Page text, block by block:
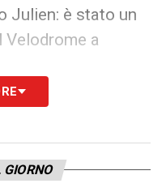
Julien: è stato un
a
al mondo. Mi
al Marsiglia. Sta
GIORNO